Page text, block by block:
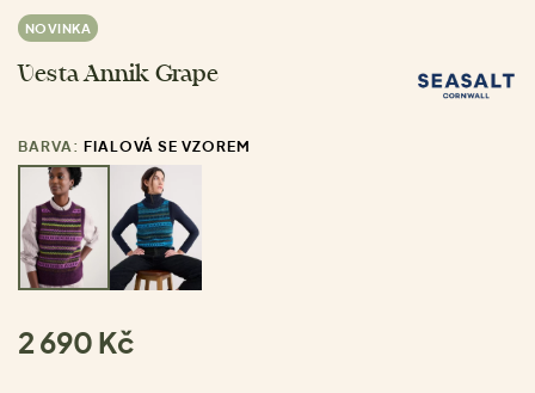
NOVINKA
Vesta Annik Grape
BARVA: FIALOVÁ SE VZOREM
2 690 Kč